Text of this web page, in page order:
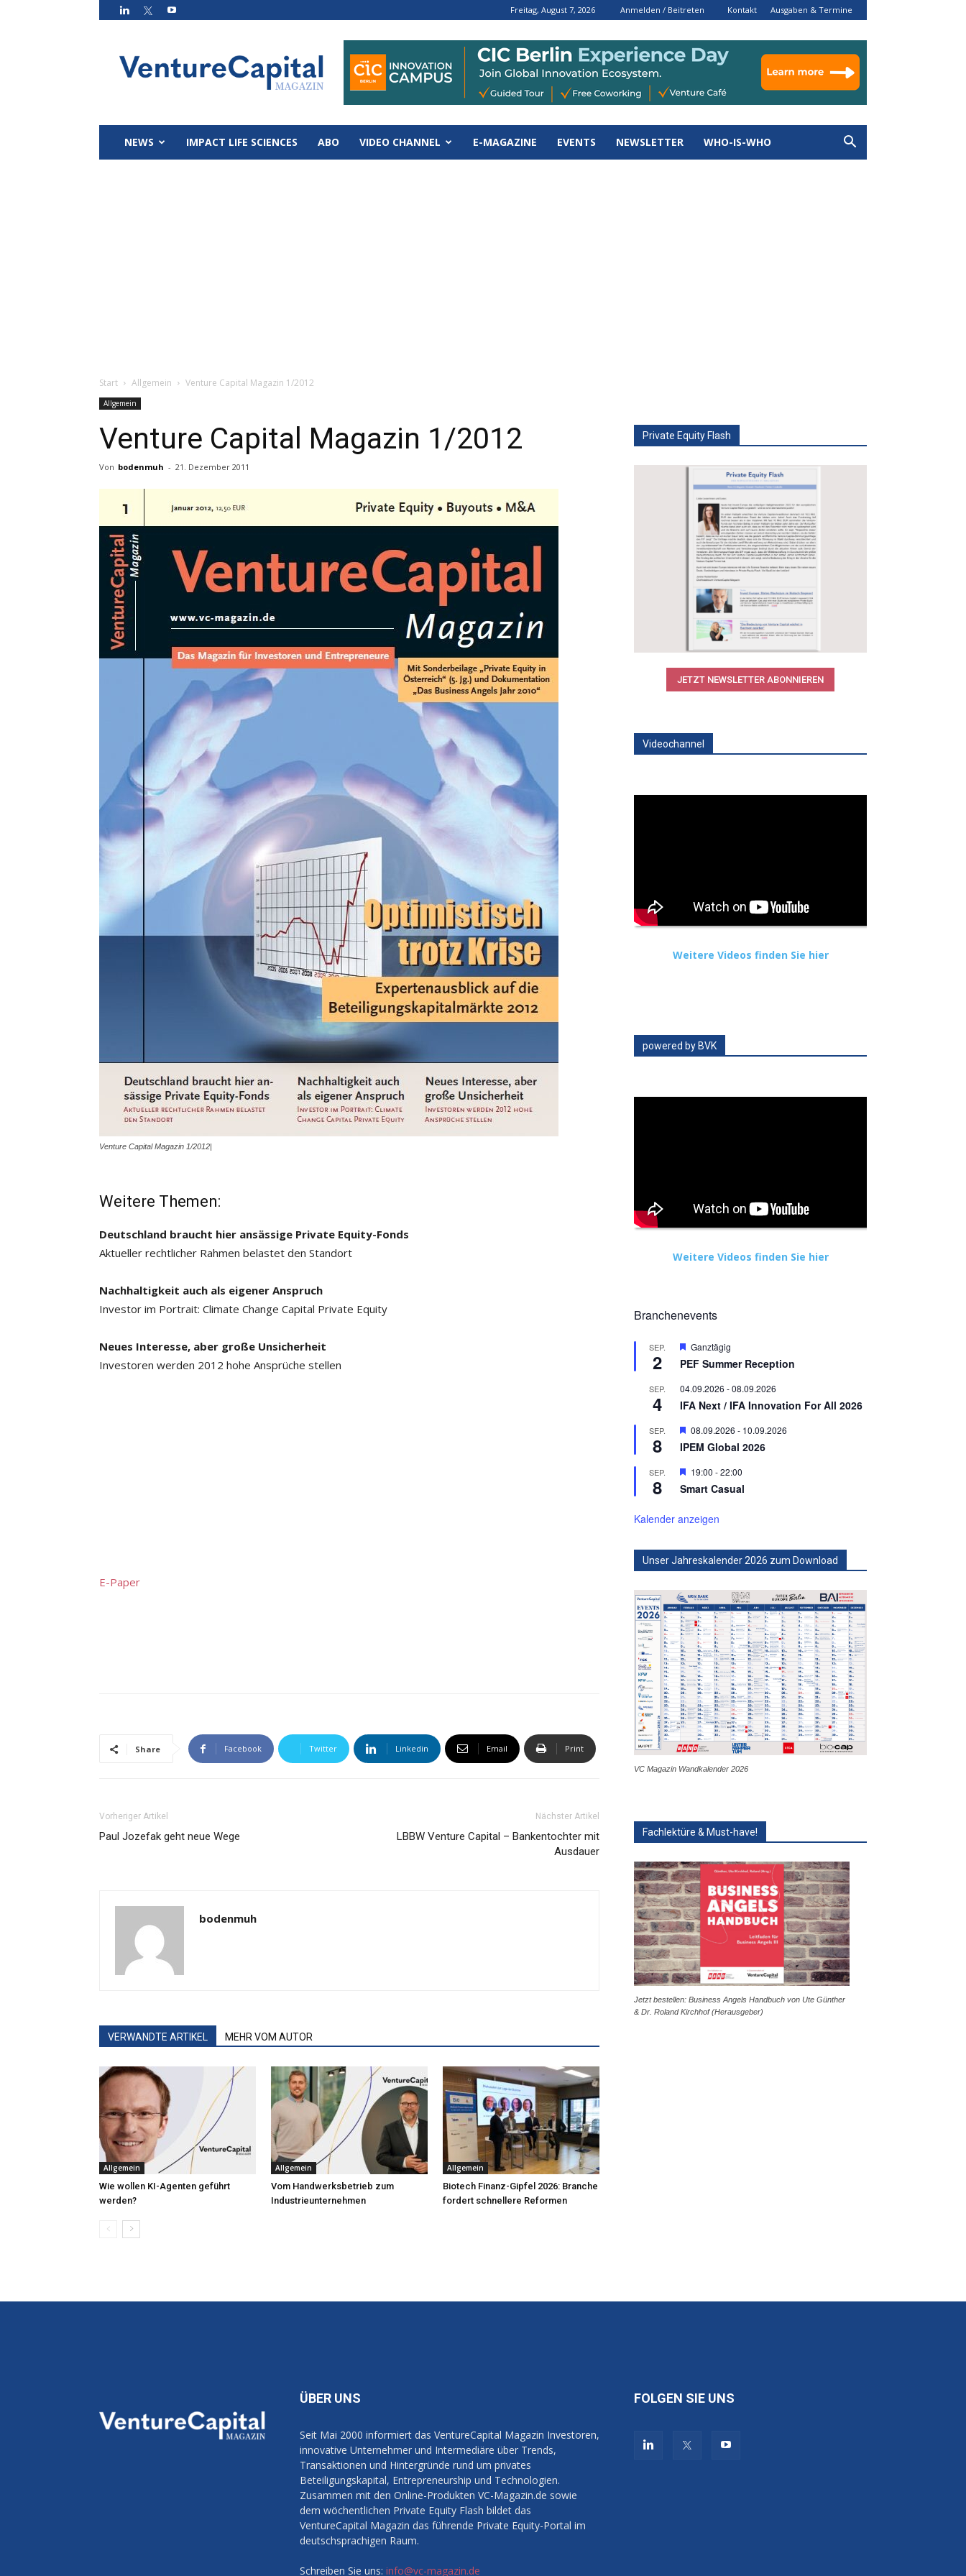
Freitag, August 7, 2026 Anmelden / Beitreten Kontakt Ausgaben & Termine
Magazin
NEWS IMPACT LIFE SCIENCES ABO VIDEO CHANNEL E-MAGAZINE EVENTS NEWSLETTER WHO-IS-WHO
Start Allgemein Venture Capital Magazin 1/2012
Allgemein
Venture Capital Magazin 1/2012
Von bodenmuh - 21. Dezember 2011
Venture Capital Magazin 1/2012|
Weitere Themen:
Deutschland braucht hier ansässige Private Equity-Fonds
Aktueller rechtlicher Rahmen belastet den Standort
Nachhaltigkeit auch als eigener Anspruch
Investor im Portrait: Climate Change Capital Private Equity
Neues Interesse, aber große Unsicherheit
Investoren werden 2012 hohe Ansprüche stellen
E-Paper
Share Facebook Twitter Linkedin Email Print
Vorheriger Artikel
Paul Jozefak geht neue Wege
Nächster Artikel
LBBW Venture Capital – Bankentochter mit
Ausdauer
bodenmuh
VERWANDTE ARTIKEL MEHR VOM AUTOR
Allgemein
Wie wollen KI-Agenten geführt
werden?
Allgemein
Vom Handwerksbetrieb zum
Industrieunternehmen
Allgemein
Biotech Finanz-Gipfel 2026: Branche
fordert schnellere Reformen
Private Equity Flash
JETZT NEWSLETTER ABONNIEREN
Videochannel
Weitere Videos finden Sie hier
powered by BVK
Weitere Videos finden Sie hier
Branchenevents
SEP.
2
Hervorgehoben
Ganztägig
PEF Summer Reception
SEP.
4
04.09.2026 -08.09.2026
IFA Next / IFA Innovation For All 2026
SEP.
8
Hervorgehoben
08.09.2026 - 10.09.2026
IPEM Global 2026
SEP.
8
Hervorgehoben
19:00 -22:00
Smart Casual
Kalender anzeigen
Unser Jahreskalender 2026 zum Download
VC Magazin Wandkalender 2026
Fachlektüre & Must-have!
Jetzt bestellen: Business Angels Handbuch von Ute Günther
& Dr. Roland Kirchhof (Herausgeber)
ÜBER UNS
Seit Mai 2000 informiert das VentureCapital Magazin Investoren,
innovative Unternehmer und Intermediäre über Trends,
Transaktionen und Hintergründe rund um privates
Beteiligungskapital, Entrepreneurship und Technologien.
Zusammen mit den Online-Produkten VC-Magazin.de sowie
dem wöchentlichen Private Equity Flash bildet das
VentureCapital Magazin das führende Private Equity-Portal im
deutschsprachigen Raum.
Schreiben Sie uns: info@vc-magazin.de
FOLGEN SIE UNS